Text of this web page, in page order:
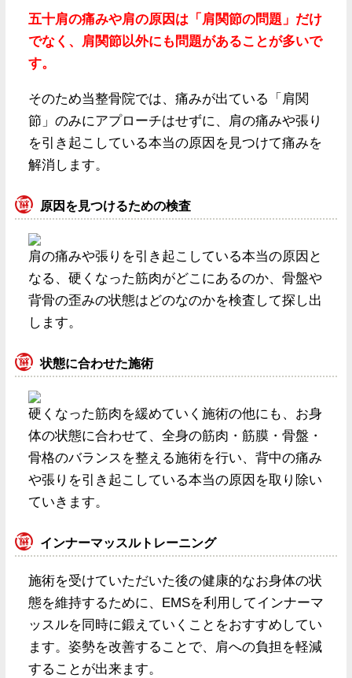
五十肩の痛みや肩の原因は「肩関節の問題」だけ
でなく、肩関節以外にも問題があることが多いで
す。
そのため当整骨院では、痛みが出ている「肩関
節」のみにアプローチはせずに、肩の痛みや張り
を引き起こしている本当の原因を見つけて痛みを
解消します。
原因を見つけるための検査
肩の痛みや張りを引き起こしている本当の原因と
なる、硬くなった筋肉がどこにあるのか、骨盤や
背骨の歪みの状態はどのなのかを検査して探し出
します。
状態に合わせた施術
硬くなった筋肉を緩めていく施術の他にも、お身
体の状態に合わせて、全身の筋肉・筋膜・骨盤・
骨格のバランスを整える施術を行い、背中の痛み
や張りを引き起こしている本当の原因を取り除い
ていきます。
インナーマッスルトレーニング
施術を受けていただいた後の健康的なお身体の状
態を維持するために、EMSを利用してインナーマ
ッスルを同時に鍛えていくことをおすすめしてい
ます。姿勢を改善することで、肩への負担を軽減
することが出来ます。